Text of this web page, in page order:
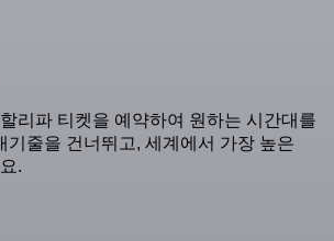
리파 티켓을 예약하여 원하는 시간대를
기줄을 건너뛰고, 세계에서 가장 높은
.